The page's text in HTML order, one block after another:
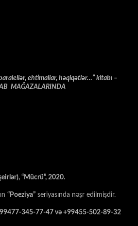
ehtimallar, həqiqətlər…” kitabı –
MAĞAZALARINDA
“Mücrü”, 2020.
“Poeziya” seriyasında nəşr edilmişdir.
345-77-47 və +99455-502-89-32